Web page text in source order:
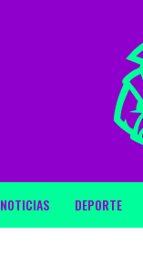
NOTICIAS DEPORTE